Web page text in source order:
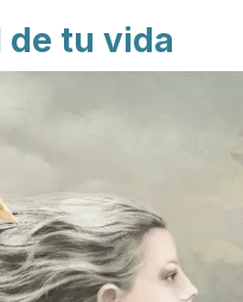
de tu vida